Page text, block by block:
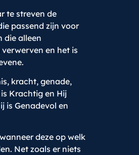
te streven de
passend zijn voor
die alleen
en het is
kracht, genade,
Krachtig en Hij
is Genadevol en
deze op welk
Net zoals er niets